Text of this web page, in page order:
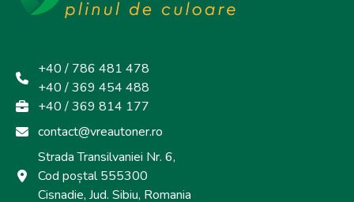
+40 / 786 481 478
+40 / 369 454 488
+40 / 369 814 177
contact@vreautoner.ro
Strada Transilvaniei Nr. 6,
Cod poștal 555300
Cisnadie, Jud. Sibiu, Romania